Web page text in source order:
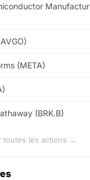
(META)
(BRK.B)
toutes les actions →